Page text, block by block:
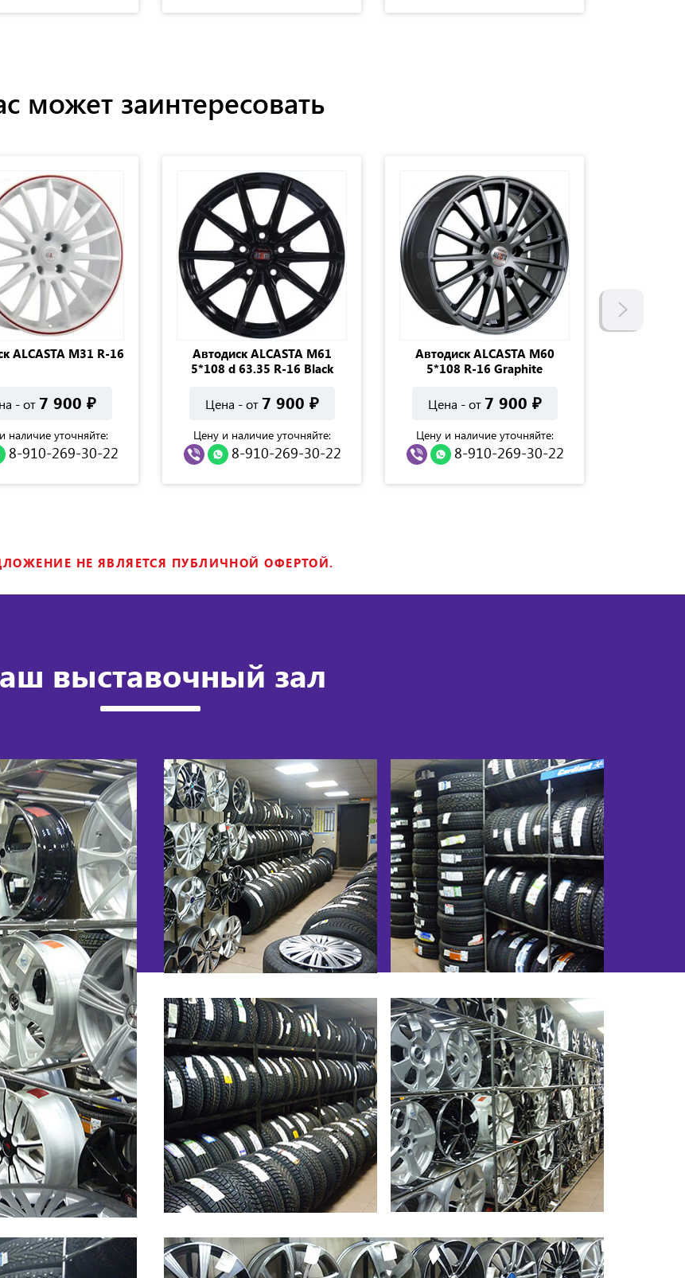
может заинтересовать
ALCASTA M31 R-16
- от 7 900 ₽
наличие уточняйте:
8-910-269-30-22
Автодиск ALCASTA M61
5*108 d 63.35 R-16 Black
Цена - от 7 900 ₽
Цену и наличие уточняйте:
8-910-269-30-22
Автодиск ALCASTA M60
5*108 R-16 Graphite
Цена - от 7 900 ₽
Цену и наличие уточняйте:
8-910-269-30-22
НЕ ЯВЛЯЕТСЯ ПУБЛИЧНОЙ ОФЕРТОЙ.
выставочный зал